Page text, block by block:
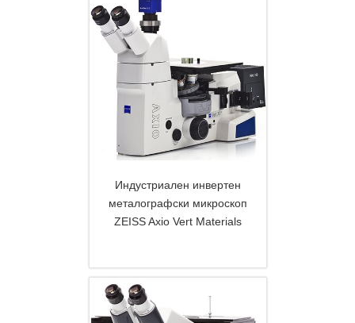
Индустриален инвертен
металографски микроскоп
ZEISS Axio Vert Materials